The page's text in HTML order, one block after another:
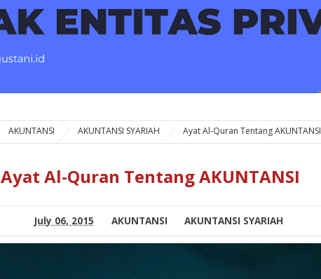
AKUNTANSI AKUNTANSI SYARIAH Ayat Al-Quran Tentang AKUNTANSI
Ayat Al-Quran Tentang AKUNTANSI
July 06, 2015 AKUNTANSI AKUNTANSI SYARIAH